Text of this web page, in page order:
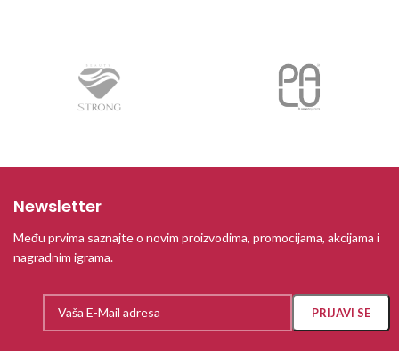
Newsletter
Među prvima saznajte o novim proizvodima, promocijama, akcijama i
nagradnim igrama.